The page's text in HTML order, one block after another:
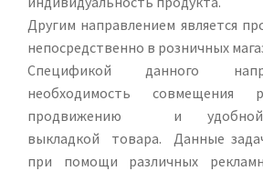
Другим направлением является
непосредственно в розничных
Спецификой данного
необходимость
продвижению и удобной,
выкладкой товара. Данные
при помощи различных